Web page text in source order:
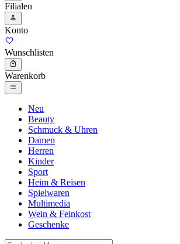
Filialen
Konto
Wunschlisten
Warenkorb
Neu
Beauty
Schmuck & Uhren
Damen
Herren
Kinder
Sport
Heim & Reisen
Spielwaren
Multimedia
Wein & Feinkost
Geschenke